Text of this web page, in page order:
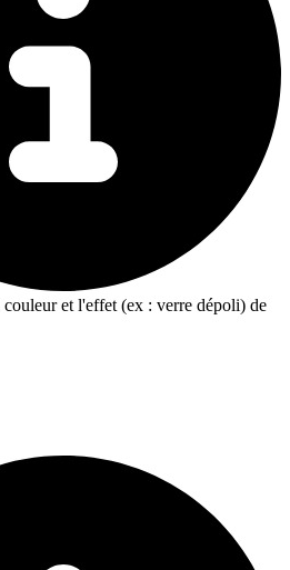
et l'effet (ex : verre dépoli) de